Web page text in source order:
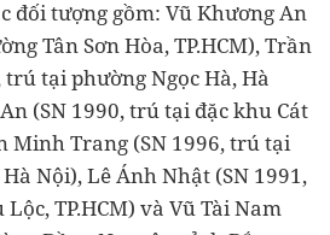
đối tượng gồm: Vũ Khương An
Tân Sơn Hòa, TP.HCM), Trần
trú tại phường Ngọc Hà, Hà
(SN 1990, trú tại đặc khu Cát
Minh Trang (SN 1996, trú tại
Nội), Lê Ánh Nhật (SN 1991,
TP.HCM) và Vũ Tài Nam